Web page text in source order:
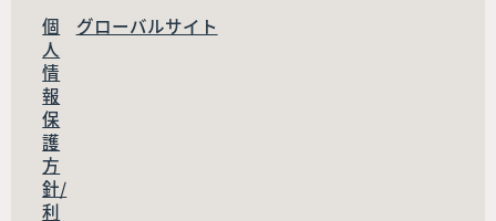
個
人
情
報
保
護
方
針/
利
グローバルサイト